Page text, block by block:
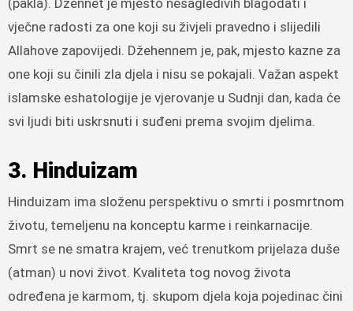
(pakla). Džennet je mjesto nesagledivih blagodati i
vječne radosti za one koji su živjeli pravedno i slijedili
Allahove zapovijedi. Džehennem je, pak, mjesto kazne za
one koji su činili zla djela i nisu se pokajali. Važan aspekt
islamske eshatologije je vjerovanje u Sudnji dan, kada će
svi ljudi biti uskrsnuti i suđeni prema svojim djelima.
3. Hinduizam
Hinduizam ima složenu perspektivu o smrti i posmrtnom
životu, temeljenu na konceptu karme i reinkarnacije.
Smrt se ne smatra krajem, već trenutkom prijelaza duše
(atman) u novi život. Kvaliteta tog novog života
određena je karmom, tj. skupom djela koja pojedinac čini